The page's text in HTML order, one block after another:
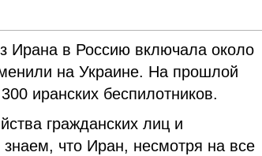
Ирана в Россию включала около
на Украине. На прошлой
иранских беспилотников.
гражданских лиц и
что Иран, несмотря на все